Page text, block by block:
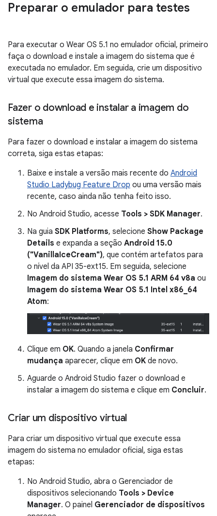
Preparar o emulador para testes
Para executar o Wear OS 5.1 no emulador oficial, primeiro
faça o download e instale a imagem do sistema que é
executada no emulador. Em seguida, crie um dispositivo
virtual que execute essa imagem do sistema.
Fazer o download e instalar a imagem do
sistema
Para fazer o download e instalar a imagem do sistema
correta, siga estas etapas:
Baixe e instale a versão mais recente do Android
Studio Ladybug Feature Drop ou uma versão mais
recente, caso ainda não tenha feito isso.
No Android Studio, acesse Tools > SDK Manager.
Na guia SDK Platforms, selecione Show Package
Details e expanda a seção Android 15.0
("VanillaIceCream"), que contém artefatos para
o nível da API 35-ext15. Em seguida, selecione
Imagem do sistema Wear OS 5.1 ARM 64 v8a ou
Imagem do sistema Wear OS 5.1 Intel x86_64
Atom:
Clique em OK. Quando a janela Confirmar
mudança aparecer, clique em OK de novo.
Aguarde o Android Studio fazer o download e
instalar a imagem do sistema e clique em Concluir.
Criar um dispositivo virtual
Para criar um dispositivo virtual que execute essa
imagem do sistema no emulador oficial, siga estas
etapas:
No Android Studio, abra o Gerenciador de
dispositivos selecionando Tools > Device
Manager. O painel Gerenciador de dispositivos